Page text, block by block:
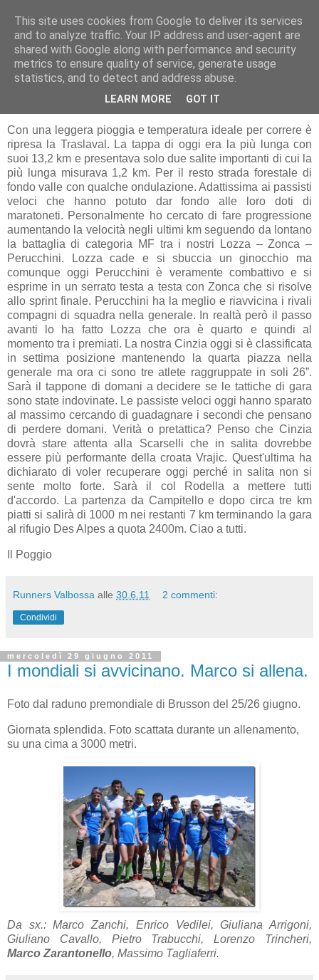
RUNNERS VALBOSSA
giovedì 30 giugno 2011
TRASLAVAL 4^ TAPPA
Con una leggera pioggia e temperatura ideale per correre è
ripresa la Traslaval. La tappa di oggi era la più lunga con
suoi 13,2 km e presentava solo due salite importanti di cui la
più lunga misurava 1,2 km. Per il resto strada forestale di
fondo valle con qualche ondulazione. Adattissima ai passisti
veloci che hanno potuto dar fondo alle loro doti di
maratoneti. Personalmente ho cercato di fare progressione
aumentando la velocità negli ultimi km seguendo da lontano
la battaglia di categoria MF tra i nostri Lozza – Zonca –
Perucchini. Lozza cade e si sbuccia un ginocchio ma
comunque oggi Perucchini è veramente combattivo e si
esprime in un serrato testa a testa con Zonca che si risolve
allo sprint finale. Perucchini ha la meglio e riavvicina i rivali
compagni di squadra nella generale. In realtà però il passo
avanti lo ha fatto Lozza che ora è quarto e quindi al
momento tra i premiati. La nostra Cinzia oggi si è classificata
in settima posizione mantenendo la quarta piazza nella
generale ma ora ci sono tre atlete raggruppate in soli 26”.
Sarà il tappone di domani a decidere se le tattiche di gara
sono state indovinate. Le passiste veloci oggi hanno sparato
al massimo cercando di guadagnare i secondi che pensano
di perdere domani. Verità o pretattica? Penso che Cinzia
dovrà stare attenta alla Scarselli che in salita dovrebbe
essere più performante della croata Vrajic. Quest'ultima ha
dichiarato di voler recuperare oggi perché in salita non si
sente molto forte. Sarà il col Rodella a mettere tutti
d'accordo. La partenza da Campitello e dopo circa tre km
piatti si salirà di 1000 m nei restanti 7 km terminando la gara
al rifugio Des Alpes a quota 2400m. Ciao a tutti.
Il Poggio
Runners Valbossa alle 30.6.11 2 commenti:
Condividi
mercoledì 29 giugno 2011
I mondiali si avvicinano. Marco si allena.
Foto dal raduno premondiale di Brusson del 25/26 giugno.
Giornata splendida. Foto scattata durante un allenamento,
su una cima a 3000 metri.
Da sx.: Marco Zanchi, Enrico Vedilei, Giuliana Arrigoni,
Giuliano Cavallo, Pietro Trabucchi, Lorenzo Trincheri,
Marco Zarantonello, Massimo Tagliaferri.
This site uses cookies from Google to deliver its services
and to analyze traffic. Your IP address and user-agent are
shared with Google along with performance and security
metrics to ensure quality of service, generate usage
statistics, and to detect and address abuse.
LEARN MORE GOT IT